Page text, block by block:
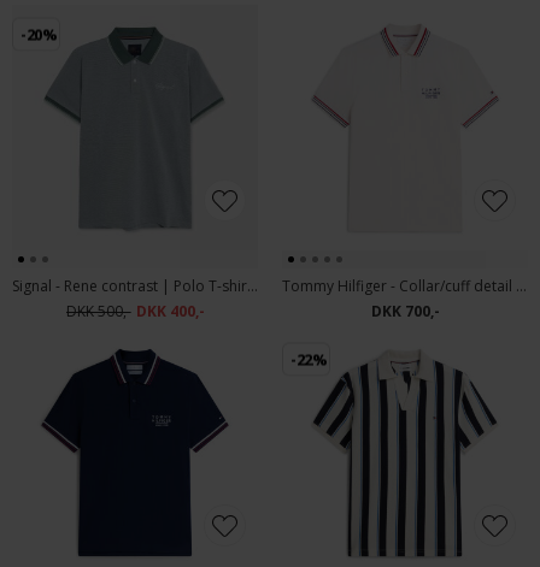
-20%
Signal - Rene contrast | Polo T-shirt Green Ivy
DKK 500,- DKK 400,-
Tommy Hilfiger - Collar/cuff detail polo | Polo T-shirt Ivory Petal
DKK 700,-
-22%